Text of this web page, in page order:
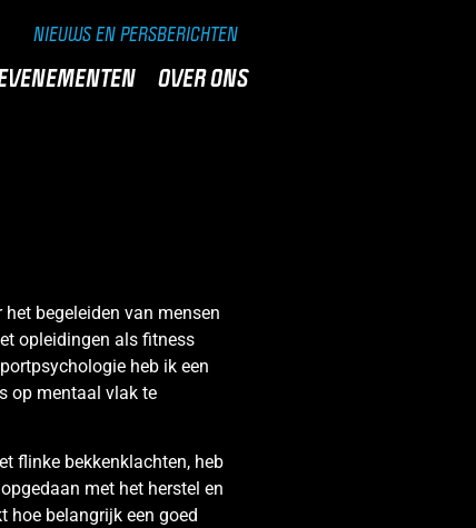
NIEUWS EN PERSBERICHTEN
OVER ONS
begeleiden van mensen
opleidingen als fitness
heb ik een
op mentaal vlak te
flinke bekkenklachten, heb
met het herstel en
hoe belangrijk een goed